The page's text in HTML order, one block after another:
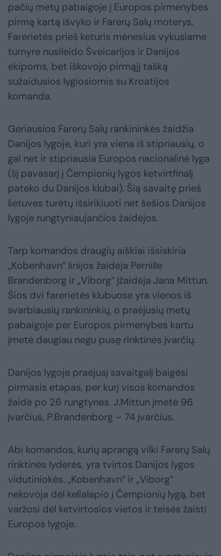
pačių metų pabaigoje į Europos pirmenybes
pirmą kartą išvyko ir Farerų Salų moterys.
Farerietės prieš keturis mėnesius vykusiame
turnyre nusileido Šveicarijos ir Danijos
ekipoms, bet iškovojo pirmąjį tašką
sužaidusios lygiosiomis su Kroatijos
komanda.
Geriausios Farerų Salų rankininkės žaidžia
Danijos lygoje, kuri yra viena iš stipriausių, o
gal net ir stipriausia Europos nacionalinė lyga
(šį pavasarį į Čempionių lygos ketvirtfinalį
pateko du Danijos klubai). Šią savaitę prieš
lietuves turėtų išsirikiuoti net šešios Danijos
lygoje rungtyniaujančios žaidėjos.
Tarp komandos draugių aiškiai išsiskiria
„Kobenhavn“ linijos žaidėja Pernille
Brandenborg ir „Viborg“ įžaidėja Jana Mittun.
Šios dvi farerietės klubuose yra vienos iš
svarbiausių rankininkių, o praėjusių metų
pabaigoje per Europos pirmenybes kartu
įmetė daugiau negu pusę rinktinės įvarčių.
Danijos lygoje praėjusį savaitgalį baigėsi
pirmasis etapas, per kurį visos komandos
žaidė po 26 rungtynes. J.Mittun įmetė 96
įvarčius, P.Brandenborg – 74 įvarčius.
Abi komandos, kurių aprangą vilki Farerų Salų
rinktinės lyderės, yra tvirtos Danijos lygos
vidutiniokės. „Kobenhavn“ ir „Viborg“
nekovoja dėl kelialapio į Čempionių lygą, bet
varžosi dėl ketvirtosios vietos ir teisės žaisti
Europos lygoje.